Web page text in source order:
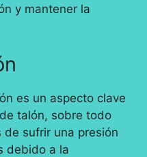
y mantener la
es un aspecto clave
talón, sobre todo
de sufrir una presión
debido a la